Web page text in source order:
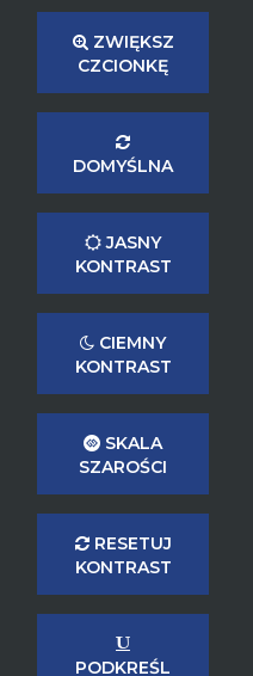
ZWIĘKSZ
CZCIONKĘ
DOMYŚLNA
JASNY
KONTRAST
CIEMNY
KONTRAST
SKALA
SZAROŚCI
RESETUJ
KONTRAST
PODKREŚL